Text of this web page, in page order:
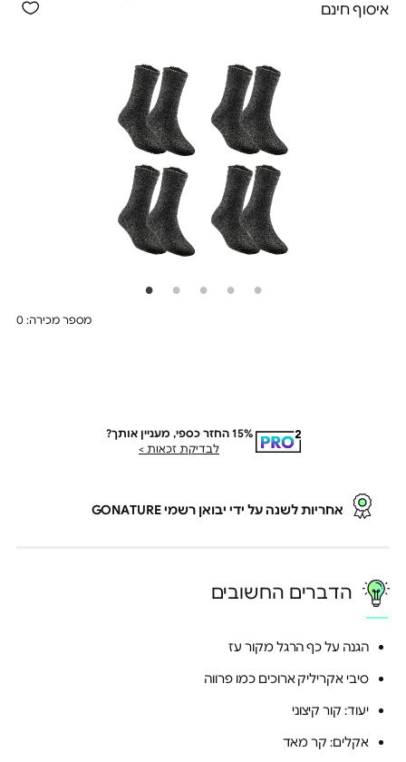
איסוף חינם
מספר מכירה: 0
עד 15% החזר כספי על
ועוד | מחיר PRO² מסובסד על
מאות אטרקציות וחוויות
*בתשלום בכרטיס אשראי הייטקזון
15% החזר כספי, מעניין אותך?
לבדיקת זכאות >
אחריות לשנה על ידי יבואן רשמי GONATURE
הדברים החשובים
הגנה על כף הרגל מקור עז
סיבי אקריליק ארוכים כמו פרווה
יעוד: קור קיצוני
אקלים: קר מאד